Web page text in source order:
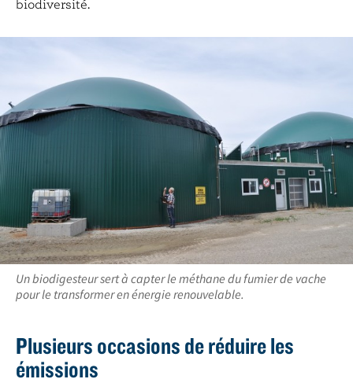
Un biodigesteur sert à capter le méthane du fumier de vache
pour le transformer en énergie renouvelable.
Plusieurs occasions de réduire les
émissions